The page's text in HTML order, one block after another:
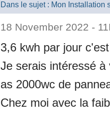
Dans le sujet : Mon Installation
18 November 2022 -
3,6 kwh par jour
Je serais intéressé
as 2000wc de
Chez moi avec la